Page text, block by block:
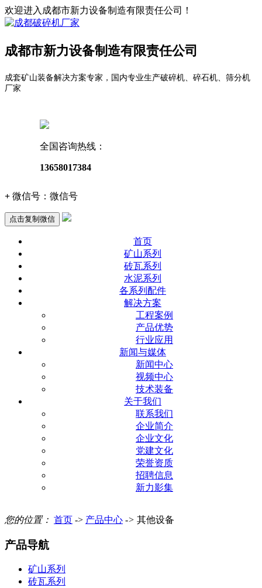
欢迎进入成都市新力设备制造有限责任公司！
成都市新力设备制造有限责任公司
成套矿山装备解决方案专家，国内专业生产破碎机、碎石机、筛分机
厂家
全国咨询热线：
13658017384
+ 微信号： 微信号
点击复制微信
首页
矿山系列
砖瓦系列
水泥系列
各系列配件
解决方案
工程案例
产品优势
行业应用
新闻与媒体
新闻中心
视频中心
技术装备
关于我们
联系我们
企业简介
企业文化
党建文化
荣誉资质
招聘信息
新力影集
您的位置： 首页 -> 产品中心 -> 其他设备
产品导航
矿山系列
砖瓦系列